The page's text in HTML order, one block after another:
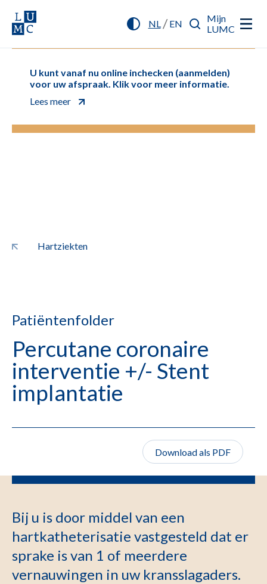
NL/ EN
Mijn
LUMC
U kunt vanaf nu online inchecken (aanmelden)
voor uw afspraak. Klik voor meer informatie.
Lees meer
Hartziekten
Patiëntenfolder
Percutane coronaire
interventie +/- Stent
implantatie
Download als PDF
Bij u is door middel van een
hartkatheterisatie vastgesteld dat er
sprake is van 1 of meerdere
vernauwingen in uw kransslagaders.